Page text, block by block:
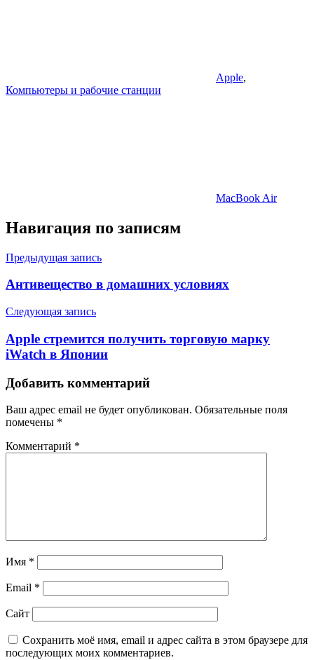
Apple,
Компьютеры и рабочие станции
MacBook Air
Навигация по записям
Предыдущая запись
Антивещество в домашних условиях
Следующая запись
Apple стремится получить торговую марку
iWatch в Японии
Добавить комментарий
Ваш адрес email не будет опубликован. Обязательные поля
помечены *
Комментарий *
Имя *
Email *
Сайт
Сохранить моё имя, email и адрес сайта в этом браузере для
последующих моих комментариев.